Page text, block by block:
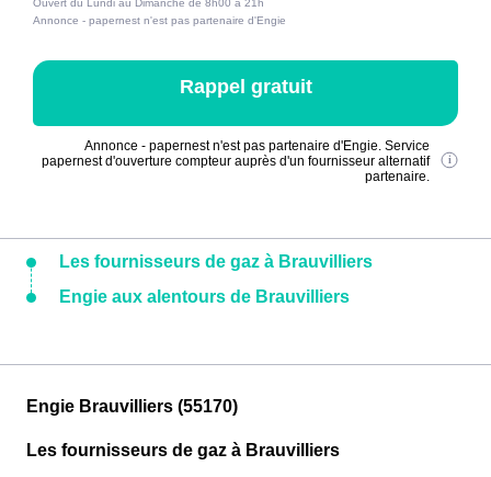
Ouvert du Lundi au Dimanche de 8h00 à 21h
Annonce - papernest n'est pas partenaire d'Engie
Rappel gratuit
Annonce - papernest n'est pas partenaire d'Engie. Service
papernest d'ouverture compteur auprès d'un fournisseur alternatif
partenaire.
Les fournisseurs de gaz à Brauvilliers
Engie aux alentours de Brauvilliers
Engie Brauvilliers (55170)
Les fournisseurs de gaz à Brauvilliers